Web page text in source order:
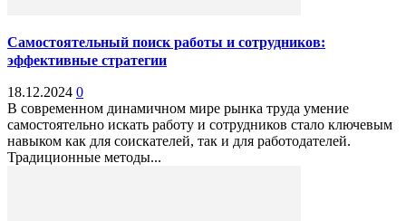
Самостоятельный поиск работы и сотрудников:
эффективные стратегии
18.12.2024 0
В современном динамичном мире рынка труда умение
самостоятельно искать работу и сотрудников стало ключевым
навыком как для соискателей, так и для работодателей.
Традиционные методы...